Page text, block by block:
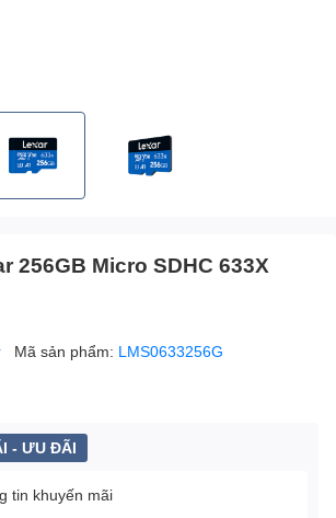
256GB Micro SDHC 633X
Mã sản phẩm: LMS0633256G
- ƯU ĐÃI
tin khuyến mãi